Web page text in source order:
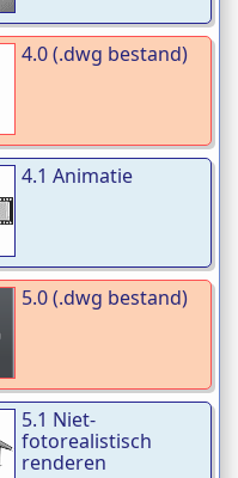
4.0 (.dwg bestand)
4.1 Animatie
5.0 (.dwg bestand)
5.1 Niet-
fotorealistisch
renderen